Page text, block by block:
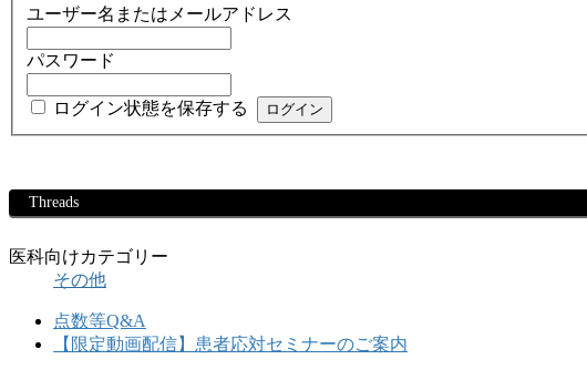
ユーザー名またはメールアドレス
パスワード
ログイン状態を保存する
Threads
医科向けカテゴリー
その他
点数等Q&A
【限定動画配信】患者応対セミナーのご案内